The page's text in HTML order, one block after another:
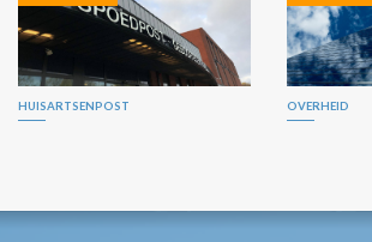
HUISARTSENPOST OVERHEID